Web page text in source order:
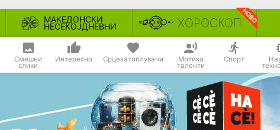
МАКЕДОНСКИ
НЕСЕКОЈДНЕВНИ ХОРОСКОП
Смешни
слики
Интересно Срцезатоплувачи Мотика
таленти
Спорт